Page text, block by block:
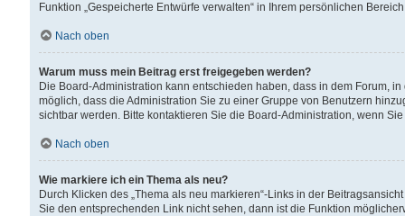
Funktion „Gespeicherte Entwürfe verwalten“ in Ihrem persönlichen
Nach oben
Warum muss mein Beitrag erst freigegeben werden?
Die Board-Administration kann entschieden haben, dass in dem Forum,
möglich, dass die Administration Sie zu einer Gruppe von Benutzern
sichtbar werden. Bitte kontaktieren Sie die Board-Administration, wenn
Nach oben
Wie markiere ich ein Thema als neu?
Durch Klicken des „Thema als neu markieren“-Links in der
Sie den entsprechenden Link nicht sehen, dann ist die Funktion